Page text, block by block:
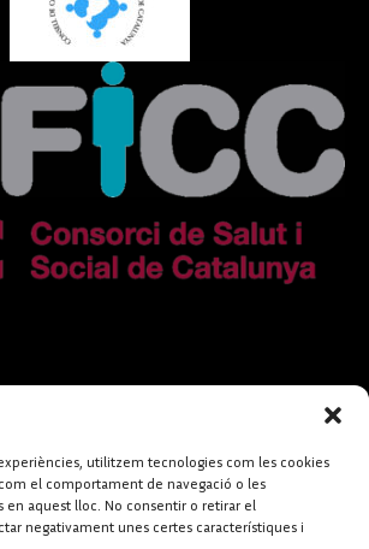
utilitzem tecnologies com les cookies
el comportament de navegació o les
en aquest lloc. No consentir o retirar el
negativament unes certes característiques i